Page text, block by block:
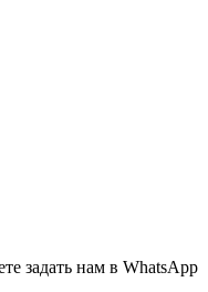
задать нам в WhatsApp